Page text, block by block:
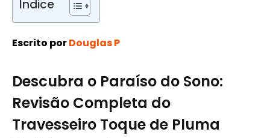
Índice
Escrito porDouglas P
Descubra o Paraíso do Sono:
Revisão Completa do
Travesseiro Toque de Pluma